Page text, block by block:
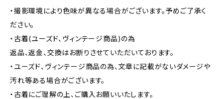
・撮影環境により色味が異なる場合がございます。予めご了承く
ださい。
・古着(ユーズド、ヴィンテージ商品)の為
返品、返金、交換はお断りさせていただいております。
・ユーズド、ヴィンテージ商品の為、文章に記載がないダメージや
汚れ等ある場合がございます。
・古着にご理解の上、ご購入お願いいたします。